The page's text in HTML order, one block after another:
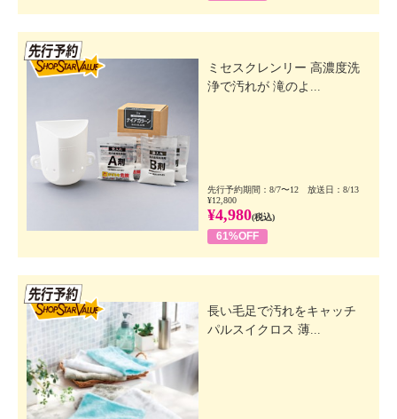
ミセスクレンリー 高濃度洗
浄で汚れが 滝のよ...
先行予約期間：8/7〜12 放送日：8/13
¥12,800
¥4,980(税込)
61%OFF
長い毛足で汚れをキャッチ
パルスイクロス 薄...